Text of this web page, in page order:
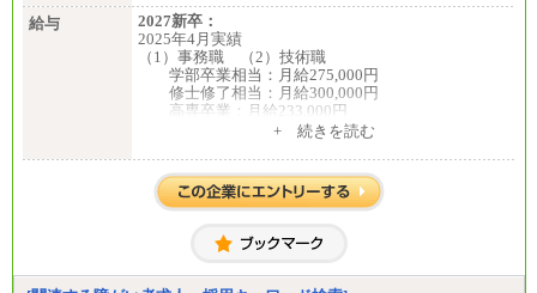
給与
2027新卒：
2025年4月実績
（1）事務職 （2）技術職
学部卒業相当：月給275,000円
修士修了相当：月給300,000円
高専卒業：月給233,000円
大学院修了・大学卒業：月給21万円
短期大学・専門学校（2年制）卒業：月給20万円
慮して給与を決定いたします
※試用期間中も給与に変更はございません
中途：
+ 続きを読む